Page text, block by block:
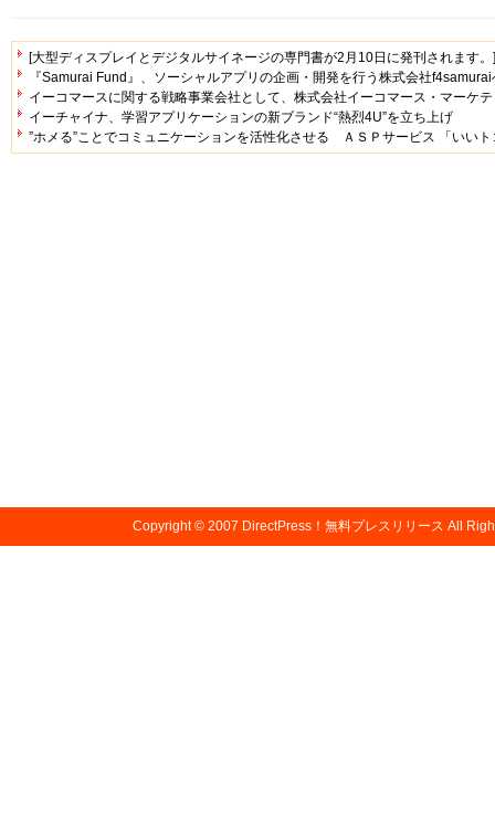
[大型ディスプレイとデジタルサイネージの専門書が2月10日に発刊されます。]
『Samurai Fund』、ソーシャルアプリの企画・開発を行う株式会社
イーコマースに関する戦略事業会社として、株式会社イーコマース・マーケ
イーチャイナ、学習アプリケーションの新ブランド“熱烈4U”を立ち上げ
”ホメる”ことでコミュニケーションを活性化させる ＡＳＰサービス 「いい
Copyright © 2007 DirectPress！無料プレスリリース All